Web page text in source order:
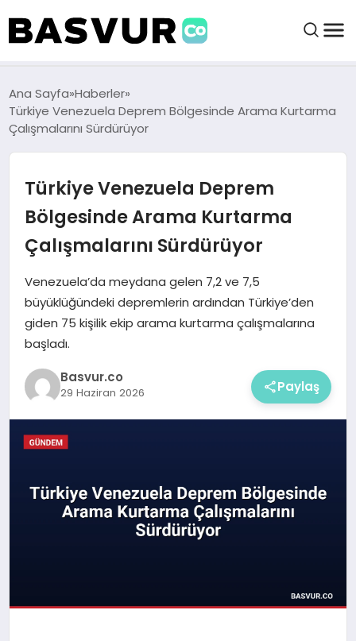
BAŞVURULAR
BAYILIKLER
HABERLER
İŞ FIKIRLERI
KRIPTO HABER
Ana Sayfa Haberler
Türkiye Venezuela Deprem Bölgesinde Arama Kurtarma
Çalışmalarını Sürdürüyor
Türkiye Venezuela Deprem
Bölgesinde Arama Kurtarma
Çalışmalarını Sürdürüyor
Venezuela’da meydana gelen 7,2 ve 7,5
büyüklüğündeki depremlerin ardından Türkiye’den
giden 75 kişilik ekip arama kurtarma çalışmalarına
başladı.
Basvur.co
29 Haziran 2026 Paylaş